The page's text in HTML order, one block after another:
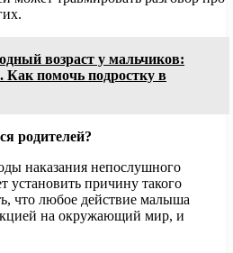
возраст у мальчиков:
помочь подростку в
родителей?
наказания непослушного
установить причину такого
что любое действие малыша
на окружающий мир, и